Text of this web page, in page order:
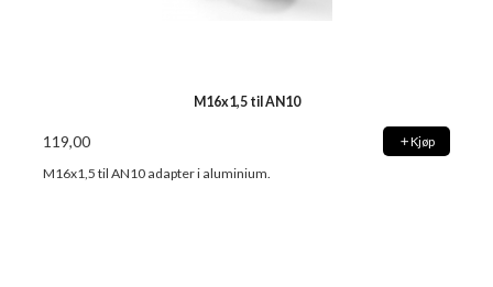
M16x1,5 til AN10
119,00 Kjøp
M16x1,5 til AN10 adapter i aluminium.